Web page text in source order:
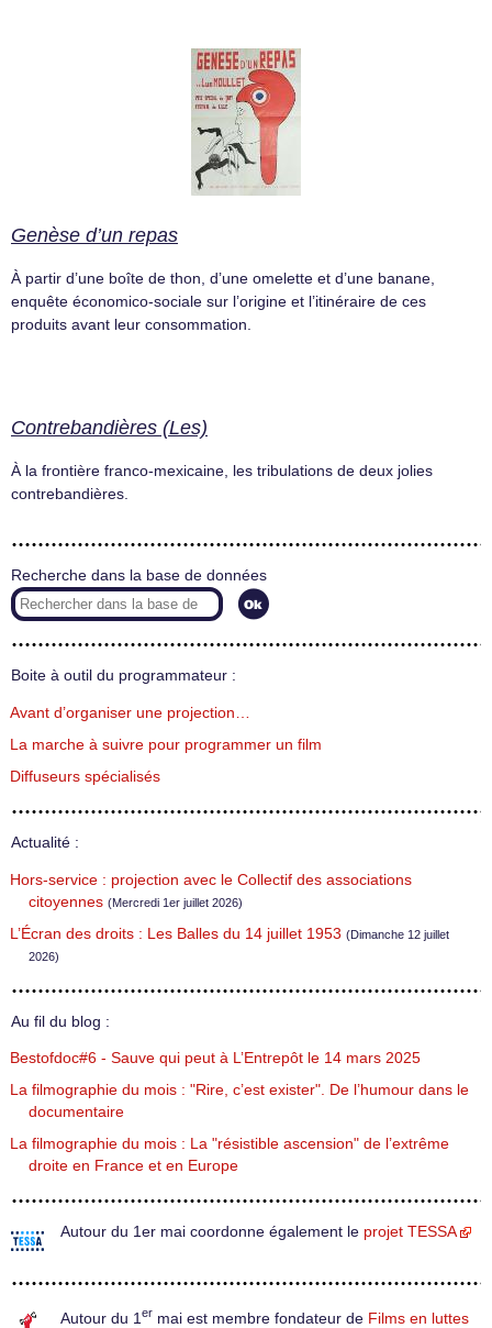
Genèse d’un repas
À partir d’une boîte de thon, d’une omelette et d’une banane,
enquête économico-sociale sur l’origine et l’itinéraire de ces
produits avant leur consommation.
Contrebandières (Les)
À la frontière franco-mexicaine, les tribulations de deux jolies
contrebandières.
Recherche dans la base de données
Boite à outil du programmateur :
Avant d’organiser une projection…
La marche à suivre pour programmer un film
Diffuseurs spécialisés
Actualité :
Hors-service : projection avec le Collectif des associations
citoyennes (Mercredi 1er juillet 2026)
L’Écran des droits : Les Balles du 14 juillet 1953 (Dimanche 12 juillet
2026)
Au fil du blog :
Bestofdoc#6 - Sauve qui peut à L’Entrepôt le 14 mars 2025
La filmographie du mois : "Rire, c’est exister". De l’humour dans le
documentaire
La filmographie du mois : La "résistible ascension" de l’extrême
droite en France et en Europe
Autour du 1er mai coordonne également le projet TESSA
Autour du 1 er mai est membre fondateur de Films en luttes